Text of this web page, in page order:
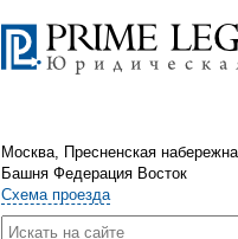
Москва, Пресненская
Башня Федерация Восток
Схема проезда